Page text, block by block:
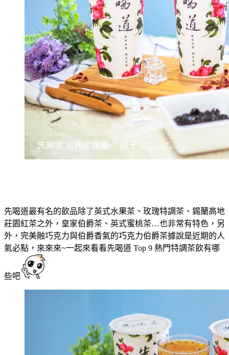
先喝道最有名的飲品除了英式水果茶、玫瑰特調茶、錫蘭高地
莊園紅茶之外，皇家伯爵茶、英式蜜桃茶…也非常有特色，另
外，完美融巧克力與伯爵香氣的巧克力伯爵茶據說是近期的人
氣必點，來來來~一起來看看先喝道 Top 9 熱門特調茶飲有哪
些吧